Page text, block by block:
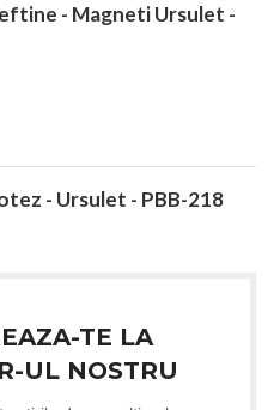
- Magneti Ursulet -
- Ursulet - PBB-218
TE LA
UL NOSTRU